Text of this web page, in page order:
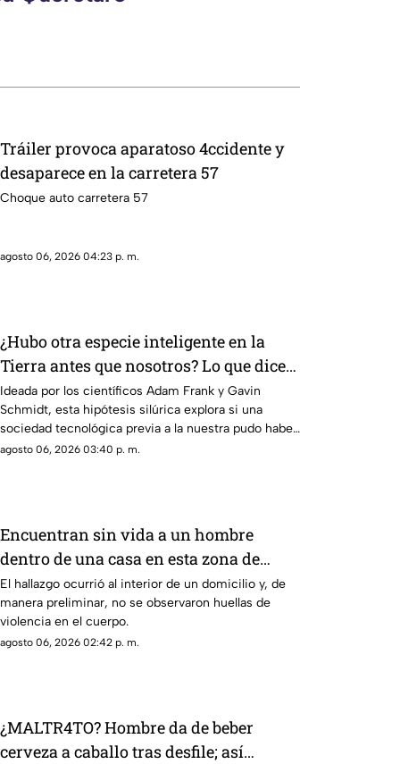
Tráiler provoca aparatoso 4ccidente y
desaparece en la carretera 57
Choque auto carretera 57
agosto 06, 2026 04:23 p. m.
¿Hubo otra especie inteligente en la
Tierra antes que nosotros? Lo que dice
la ciencia sobre la hipótesis silúrica
Ideada por los científicos Adam Frank y Gavin
Schmidt, esta hipótesis silúrica explora si una
sociedad tecnológica previa a la nuestra pudo haber
habitado la Tierra
agosto 06, 2026 03:40 p. m.
Encuentran sin vida a un hombre
dentro de una casa en esta zona de
Querétaro
El hallazgo ocurrió al interior de un domicilio y, de
manera preliminar, no se observaron huellas de
violencia en el cuerpo.
agosto 06, 2026 02:42 p. m.
¿MALTR4TO? Hombre da de beber
cerveza a caballo tras desfile; así